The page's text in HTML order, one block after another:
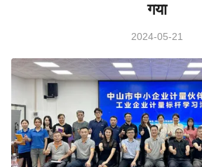
गया
2024-05-21